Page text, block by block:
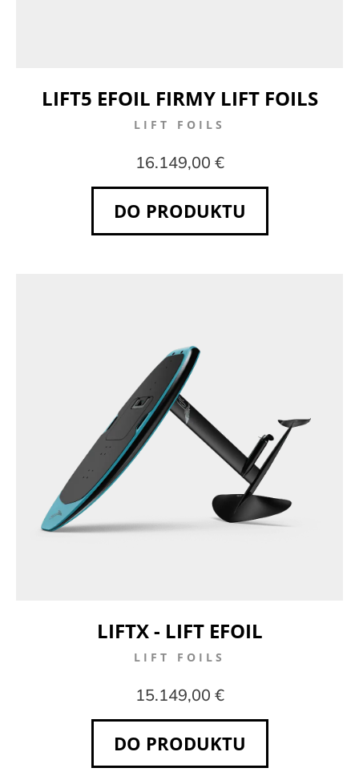
LIFT5 EFOIL FIRMY LIFT FOILS
LIFT FOILS
16.149,00 €
DO PRODUKTU
LIFTX - LIFT EFOIL
LIFT FOILS
15.149,00 €
DO PRODUKTU